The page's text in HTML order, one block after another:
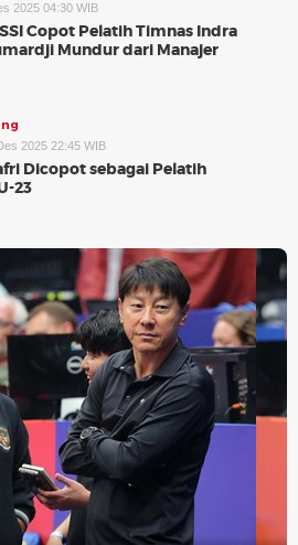
2025 04:30 WIB
Copot Pelatih Timnas Indra
Mundur dari Manajer
2025 22:45 WIB
Dicopot sebagai Pelatih
23